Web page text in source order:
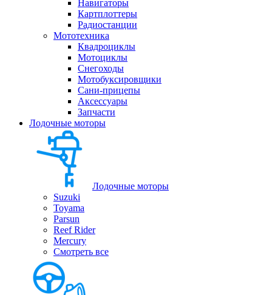
Навигаторы
Картплоттеры
Радиостанции
Мототехника
Квадроциклы
Мотоциклы
Снегоходы
Мотобуксировщики
Сани-прицепы
Аксессуары
Запчасти
Лодочные моторы
Лодочные моторы
Suzuki
Toyama
Parsun
Reef Rider
Mercury
Смотреть все